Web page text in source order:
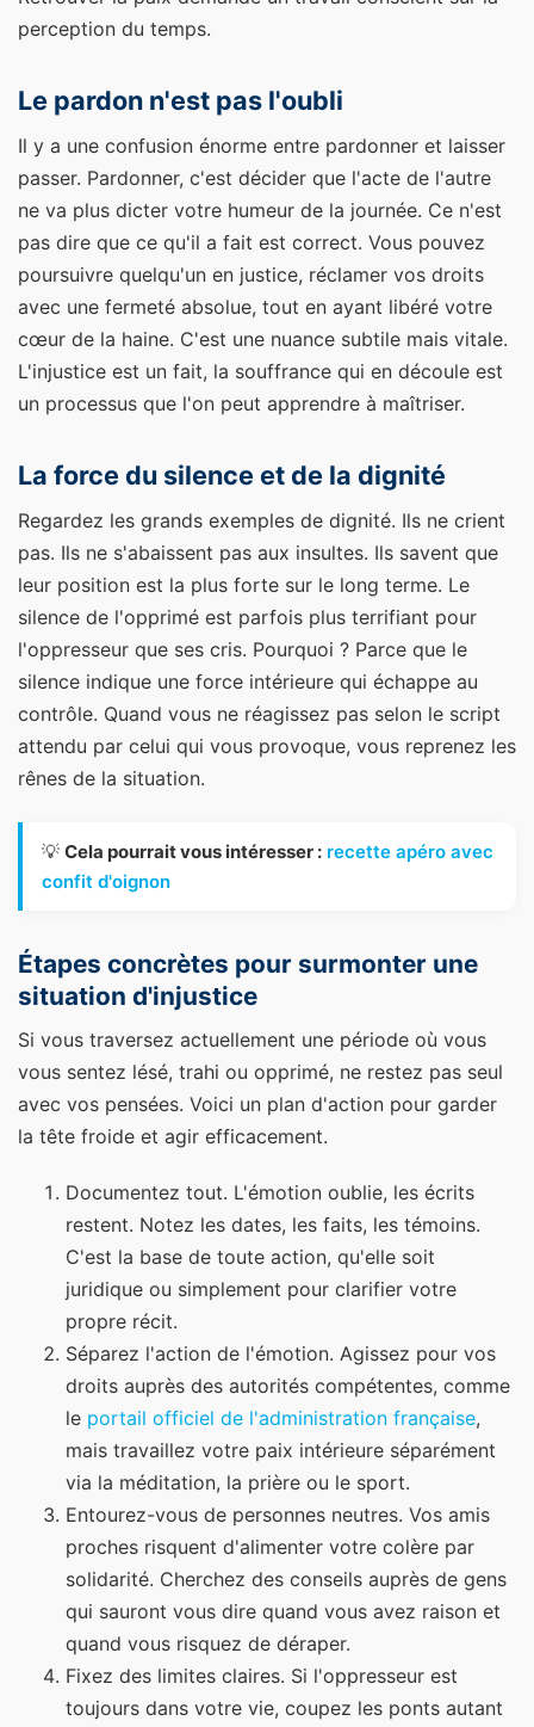
perception du temps.
Le pardon n'est pas l'oubli
Il y a une confusion énorme entre pardonner et laisser
passer. Pardonner, c'est décider que l'acte de l'autre
ne va plus dicter votre humeur de la journée. Ce n'est
pas dire que ce qu'il a fait est correct. Vous pouvez
poursuivre quelqu'un en justice, réclamer vos droits
avec une fermeté absolue, tout en ayant libéré votre
cœur de la haine. C'est une nuance subtile mais vitale.
L'injustice est un fait, la souffrance qui en découle est
un processus que l'on peut apprendre à maîtriser.
La force du silence et de la dignité
Regardez les grands exemples de dignité. Ils ne crient
pas. Ils ne s'abaissent pas aux insultes. Ils savent que
leur position est la plus forte sur le long terme. Le
silence de l'opprimé est parfois plus terrifiant pour
l'oppresseur que ses cris. Pourquoi ? Parce que le
silence indique une force intérieure qui échappe au
contrôle. Quand vous ne réagissez pas selon le script
attendu par celui qui vous provoque, vous reprenez les
rênes de la situation.
💡 Cela pourrait vous intéresser : recette apéro avec
confit d'oignon
Étapes concrètes pour surmonter une
situation d'injustice
Si vous traversez actuellement une période où vous
vous sentez lésé, trahi ou opprimé, ne restez pas seul
avec vos pensées. Voici un plan d'action pour garder
la tête froide et agir efficacement.
Documentez tout. L'émotion oublie, les écrits
restent. Notez les dates, les faits, les témoins.
C'est la base de toute action, qu'elle soit
juridique ou simplement pour clarifier votre
propre récit.
Séparez l'action de l'émotion. Agissez pour vos
droits auprès des autorités compétentes, comme
le portail officiel de l'administration française,
mais travaillez votre paix intérieure séparément
via la méditation, la prière ou le sport.
Entourez-vous de personnes neutres. Vos amis
proches risquent d'alimenter votre colère par
solidarité. Cherchez des conseils auprès de gens
qui sauront vous dire quand vous avez raison et
quand vous risquez de déraper.
Fixez des limites claires. Si l'oppresseur est
toujours dans votre vie, coupez les ponts autant